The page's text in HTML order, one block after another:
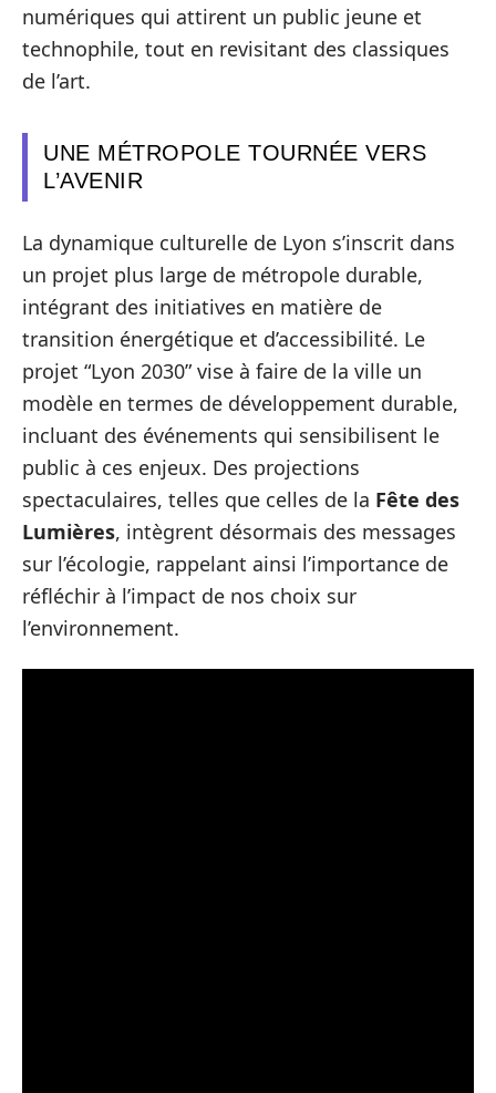
numériques qui attirent un public jeune et
technophile, tout en revisitant des classiques
de l’art.
UNE MÉTROPOLE TOURNÉE VERS
L’AVENIR
La dynamique culturelle de Lyon s’inscrit dans
un projet plus large de métropole durable,
intégrant des initiatives en matière de
transition énergétique et d’accessibilité. Le
projet “Lyon 2030” vise à faire de la ville un
modèle en termes de développement durable,
incluant des événements qui sensibilisent le
public à ces enjeux. Des projections
spectaculaires, telles que celles de la Fête des
Lumières, intègrent désormais des messages
sur l’écologie, rappelant ainsi l’importance de
réfléchir à l’impact de nos choix sur
l’environnement.